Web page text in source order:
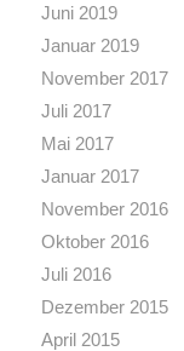
Juni 2019
Januar 2019
November 2017
Juli 2017
Mai 2017
Januar 2017
November 2016
Oktober 2016
Juli 2016
Dezember 2015
April 2015